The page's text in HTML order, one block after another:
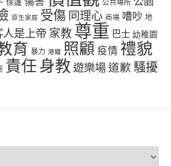
保護 公共場所
原生家庭 受傷 同理心 商場 嘈吵 地
人是上帝 家教 尊重 巴士 幼稚園
育 暴力 港鐵 照顧 疫情 禮貌
責任 身教遊樂場道歉 騷擾